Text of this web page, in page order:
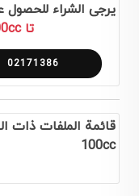
يرجى الشراء للحصول
تا 100cc
02171386
100cc